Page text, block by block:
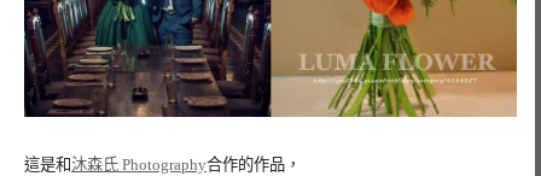
這是和沐森氏 Photography合作的作品，